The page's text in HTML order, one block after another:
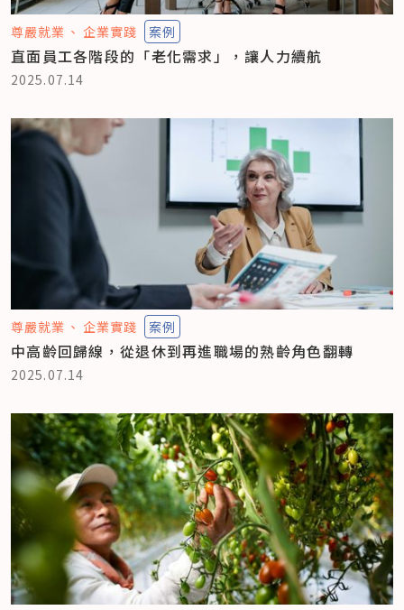
尊嚴就業 企業實踐 案例
直面員工各階段的「老化需求」，讓人力續航
2025.07.14
尊嚴就業 企業實踐 案例
中高齡回歸線，從退休到再進職場的熟齡角色翻轉
2025.07.14